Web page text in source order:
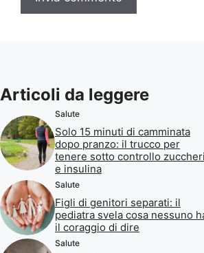
Articoli da leggere
Salute
Solo 15 minuti di camminata
dopo pranzo: il trucco per
tenere sotto controllo zuccheri
e insulina
Salute
Figli di genitori separati: il
pediatra svela cosa nessuno
il coraggio di dire
Salute